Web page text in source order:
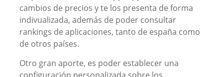
cambios de precios y te los presenta de forma
indivualizada, además de poder consultar
rankings de aplicaciones, tanto de españa como
de otros países.
Otro gran aporte, es poder establecer una